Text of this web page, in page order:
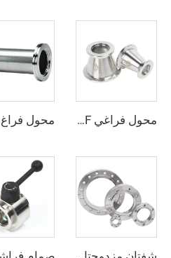
محول فراغي KF من الفولاذ المقاوم للصدأ SS304/SS316L، شفة تقليل مخروطية KF/NW، قطع تجهيز فراغية من الفولاذ المقاوم للصدأ للصناعات شبه الموصلة